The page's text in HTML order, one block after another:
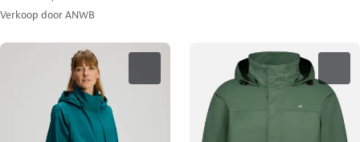
Verkoop doorANWB